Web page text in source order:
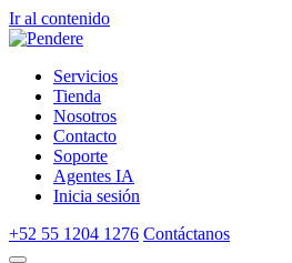
Ir al contenido
Servicios
Tienda
Nosotros
Contacto
Soporte
Agentes IA
Inicia sesión
+52 55 1204 1276 Contáctanos